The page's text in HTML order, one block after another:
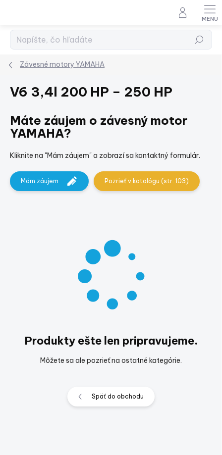
Hľadať
Závesné motory YAMAHA
V6 3,4l 200 HP – 250 HP
Máte záujem o závesný motor
YAMAHA?
Kliknite na "Mám záujem" a zobrazí sa kontaktný formulár.
Mám záujem Pozrieť v katalógu (str. 103)
Produkty ešte len pripravujeme.
Môžete sa ale pozrieť na ostatné kategórie.
Späť do obchodu